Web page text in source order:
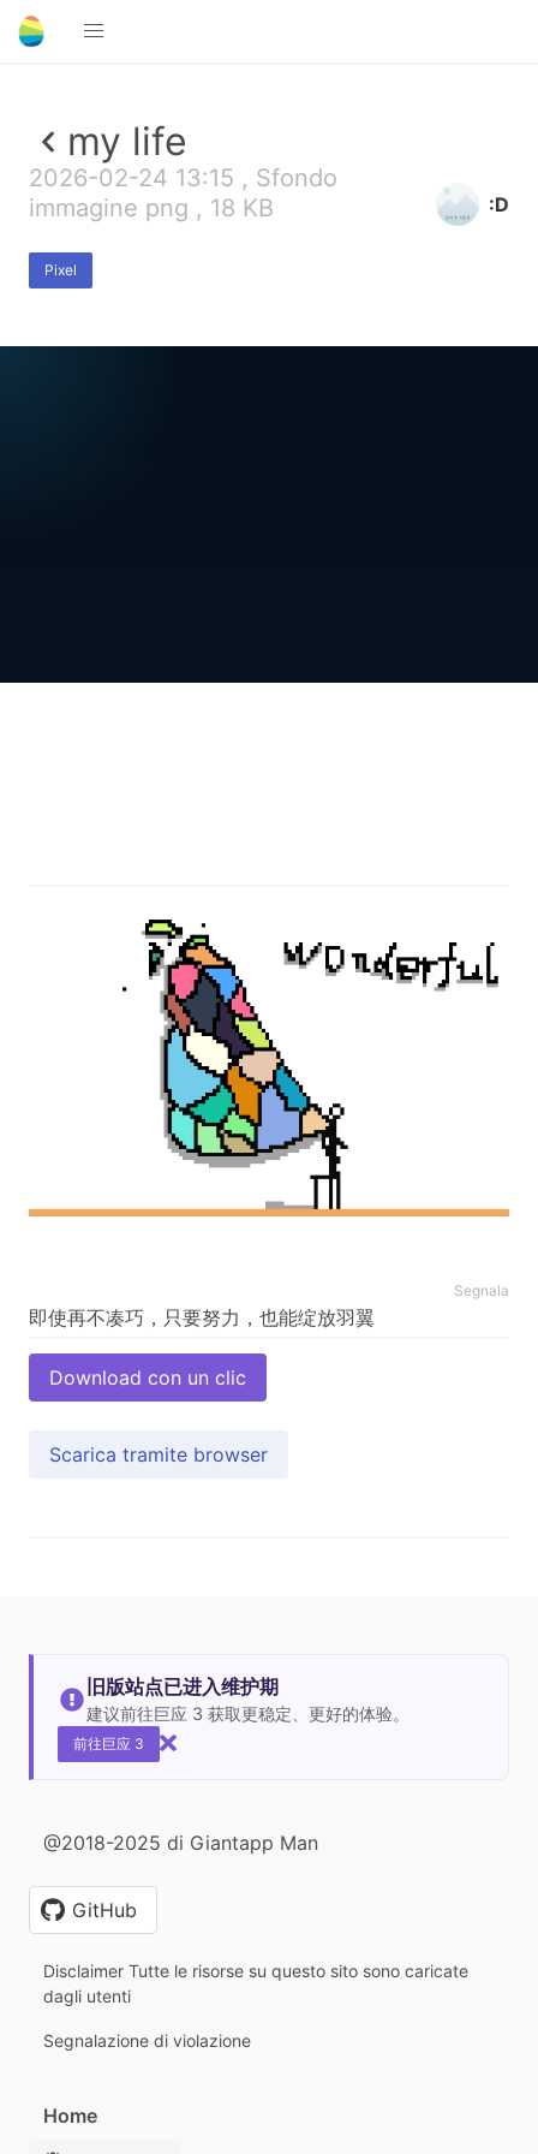
my life
2026-02-24 13:15 , Sfondo
immagine png , 18 KB
Pixel
:D
Segnala
Download con un clic
Scarica tramite browser
旧版站点已进入维护期
建议前往巨应 3 获取更稳定、更好的体验。
前往巨应 3
@2018-2025 di Giantapp Man
GitHub
Disclaimer Tutte le risorse su questo sito sono caricate
dagli utenti
Segnalazione di violazione
Home